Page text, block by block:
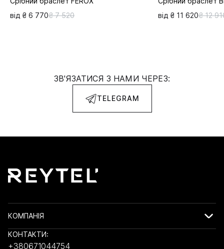
від ₴ 6 770₴ 7 520
від ₴ 11 620₴ 12
ЗВ'ЯЗАТИСЯ З НАМИ ЧЕРЕЗ:
TELEGRAM
КОМПАНІЯ
КОНТАКТИ:
+380671044754